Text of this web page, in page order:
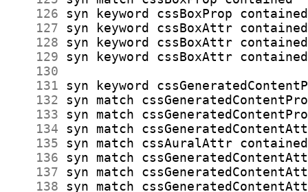
    126
    127
    128
    129
    130
    131
    132
    133
    134
    135
    136
    137
    138